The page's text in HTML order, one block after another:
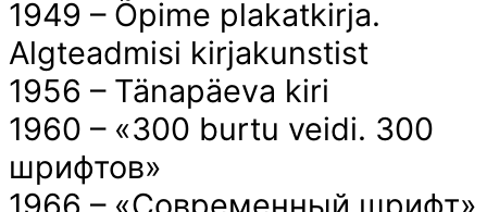
1949 – Õpime plakatkirja.
Algteadmisi kirjakunstist
1956 – Tänapäeva kiri
1960 – «300 burtu veidi. 300
шрифтов»